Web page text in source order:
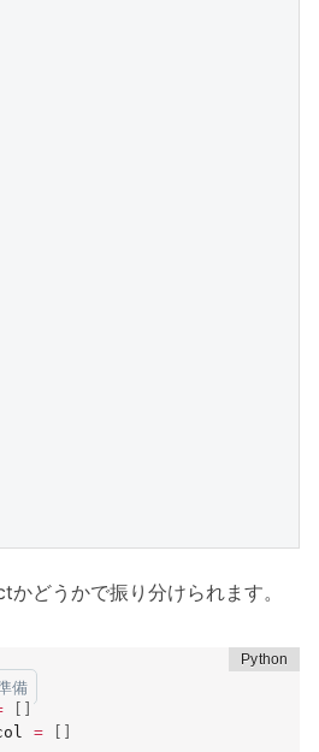
どうかで振り分けられます。
備
=